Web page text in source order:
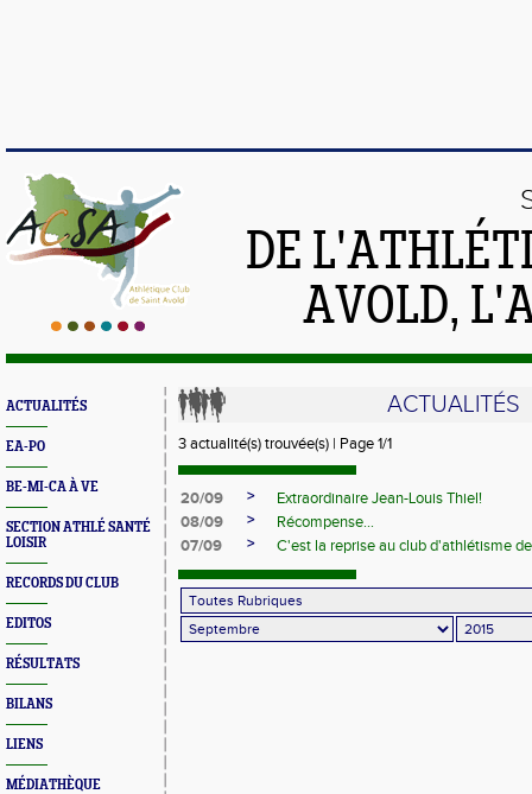
DE
AVOLD,
ACTUALITÉS
EA-PO
BE-MI-CA À VE
SECTION ATHLÉ SANTÉ
LOISIR
RECORDS DU CLUB
EDITOS
RÉSULTATS
BILANS
LIENS
MÉDIATHÈQUE
ACTUALITÉS
3 actualité(s) trouvée(s) | Page 1/1
20/09 >
Extraordinaire Jean-Louis Thiel!
08/09
>
Récompense...
07/09
> C'est la reprise au club d'athlétisme